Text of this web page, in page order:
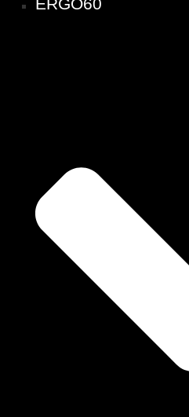
ERGO60